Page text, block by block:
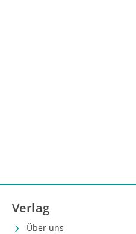
Verlag
Über uns